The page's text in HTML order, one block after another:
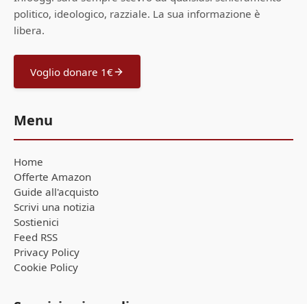
politico, ideologico, razziale. La sua informazione è
libera.
Voglio donare 1€
Menu
Home
Offerte Amazon
Guide all'acquisto
Scrivi una notizia
Sostienici
Feed RSS
Privacy Policy
Cookie Policy